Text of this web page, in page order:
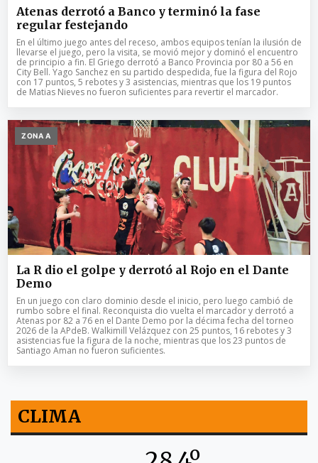
Atenas derrotó a Banco y terminó la fase
regular festejando
En el último juego antes del receso, ambos equipos tenían la ilusión de
llevarse el juego, pero la visita, se movió mejor y dominó el encuentro
de principio a fin. El Griego derrotó a Banco Provincia por 80 a 56 en
City Bell. Yago Sanchez en su partido despedida, fue la figura del Rojo
con 17 puntos, 5 rebotes y 3 asistencias, mientras que los 19 puntos
de Matias Nieves no fueron suficientes para revertir el marcador.
ZONA A
La R dio el golpe y derrotó al Rojo en el Dante
Demo
En un juego con claro dominio desde el inicio, pero luego cambió de
rumbo sobre el final. Reconquista dio vuelta el marcador y derrotó a
Atenas por 82 a 76 en el Dante Demo por la décima fecha del torneo
2026 de la APdeB. Walkimill Velázquez con 25 puntos, 16 rebotes y 3
asistencias fue la figura de la noche, mientras que los 23 puntos de
Santiago Aman no fueron suficientes.
CLIMA